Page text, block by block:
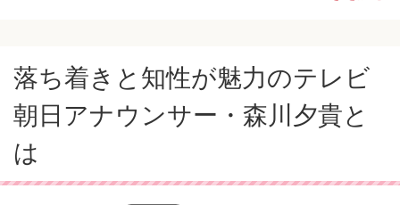
落ち着きと知性が魅力のテレビ
朝日アナウンサー・森川夕貴と
は